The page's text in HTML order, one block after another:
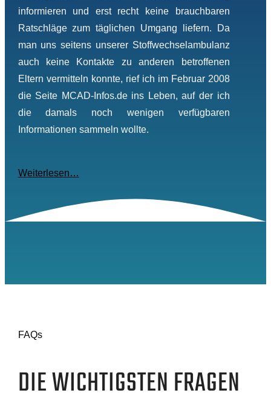
informieren und erst recht keine brauchbaren
Ratschläge zum täglichen Umgang liefern. Da
man uns seitens unserer Stoffwechselambulanz
auch keine Kontakte zu anderen betroffenen
Eltern vermitteln konnte, rief ich im Februar 2008
die Seite MCAD-Infos.de ins Leben, auf der ich
die damals noch wenigen verfügbaren
Informationen sammeln wollte.
Weiterlesen…
FAQs
DIE WICHTIGSTEN FRAGEN